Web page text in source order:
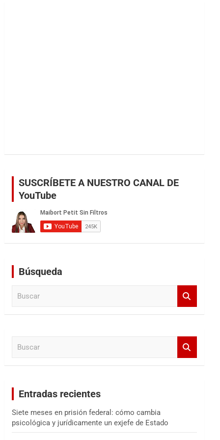
SUSCRÍBETE A NUESTRO CANAL DE
YouTube
Búsqueda
Entradas recientes
Siete meses en prisión federal: cómo cambia
psicológica y jurídicamente un exjefe de Estado